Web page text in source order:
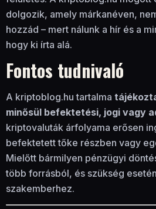
dolgozik, amely márkanéven,
hozzád – mert nálunk a hír és a
hogy ki írta alá.
Fontos tudnivaló
A kriptoblog.hu tartalma
minősül befektetési, jogi vagy
kriptovaluták árfolyama erősen
befektetett tőke részben vagy
Mielőtt bármilyen pénzügyi
több forrásból, és szükség
szakemberhez.